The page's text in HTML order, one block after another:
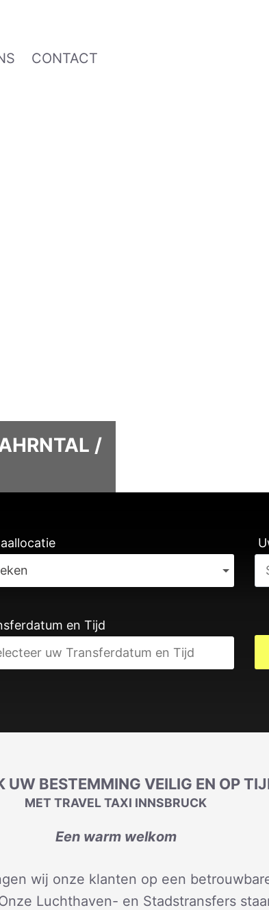
CONTACT
/
en Tijd
UW BESTEMMING VEILIG EN OP
MET TRAVEL TAXI INNSBRUCK
Een warm welkom
wij onze klanten op een
Luchthaven- en Stadstransfers